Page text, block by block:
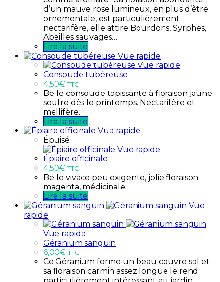
d’un mauve rose lumineux, en plus d’être
ornementale, est particulièrement
nectarifère, elle attire Bourdons, Syrphes,
Abeilles sauvages…
Lire la suite
Vue rapide
Vue rapide
Consoude tubéreuse
4,50€ TTC
Belle consoude tapissante à floraison jaune
soufre dès le printemps. Nectarifère et
mellifère.
Lire la suite
Vue rapide
Épuisé
Vue rapide
Épiaire officinale
4,50€ TTC
Belle vivace peu exigente, jolie floraison
magenta, médicinale.
Lire la suite
Vue
rapide
Vue rapide
Géranium sanguin
6,00€ TTC
Ce Géranium forme un beau couvre sol et
sa floraison carmin assez longue le rend